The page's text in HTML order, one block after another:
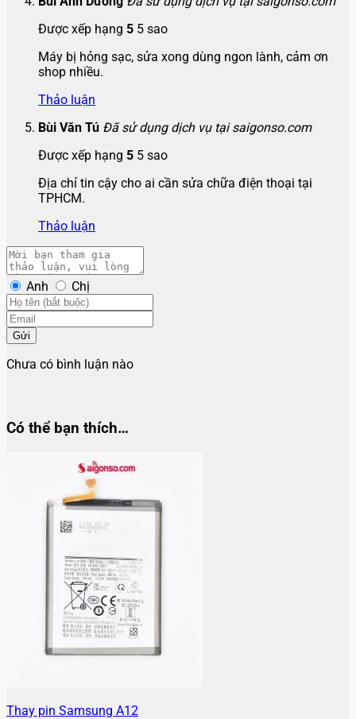
Được xếp hạng 5 5 sao
Máy bị hỏng sạc, sửa xong dùng ngon lành, cảm ơn
shop nhiều.
Thảo luận
Bùi Văn Tú Đã sử dụng dịch vụ tại saigonso.com
Được xếp hạng 5 5 sao
Địa chỉ tin cậy cho ai cần sửa chữa điện thoại tại
TPHCM.
Thảo luận
Anh Chị
Gửi
Chưa có bình luận nào
Có thể bạn thích…
Thay pin Samsung A12